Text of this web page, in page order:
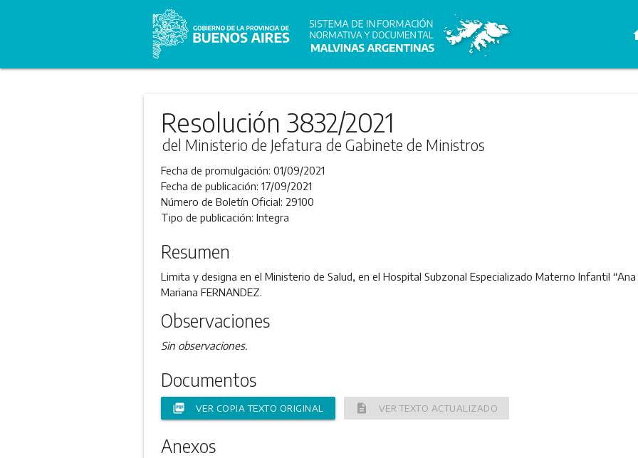
Resolución 3832/2021
del Ministerio de Jefatura de Gabinete de Ministros
Fecha de promulgación: 01/09/2021
Fecha de publicación: 17/09/2021
Número de Boletín Oficial: 29100
Tipo de publicación: Integra
Resumen
Limita y designa en el Ministerio de Salud, en el Hospital Subzonal Especializado Materno Infantil
Mariana FERNANDEZ.
Observaciones
Sin observaciones.
Documentos
picture_as_pdf VER COPIA TEXTO ORIGINAL description VER TEXTO ACTUALIZADO
Anexos